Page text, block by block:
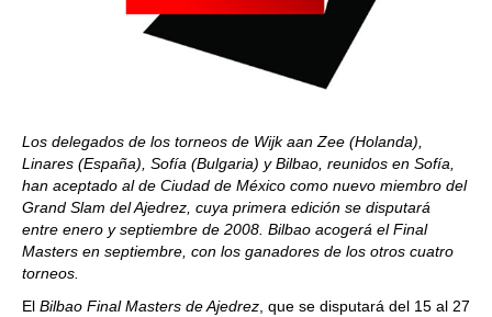
Los delegados de los torneos de Wijk aan Zee (Holanda),
Linares (España), Sofía (Bulgaria) y Bilbao, reunidos en Sofía,
han aceptado al de Ciudad de México como nuevo miembro del
Grand Slam del Ajedrez, cuya primera edición se disputará
entre enero y septiembre de 2008. Bilbao acogerá el Final
Masters en septiembre, con los ganadores de los otros cuatro
torneos.
El Bilbao Final Masters de Ajedrez, que se disputará del 15 al 27